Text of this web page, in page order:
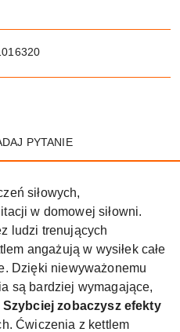
PYTANIE
siłowych,
w domowej siłowni.
ludzi trenujących
angażują w wysiłek całe
Dzięki niewyważonemu
są bardziej wymagające,
Szybciej zobaczysz efekty
Ćwiczenia z kettlem